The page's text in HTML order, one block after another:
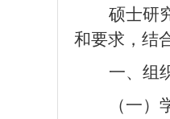
硕士研
和要求，结
一、组
（一